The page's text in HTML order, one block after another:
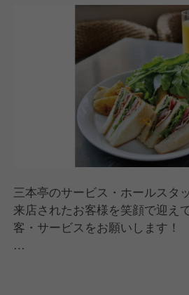
また、当店だけではなくカフェ
業態の飲食店を運営しており、
そのため、ご自身の希望や新し
あれば、異なる業態への異動や
参加できる環境です！
※中途でご入社された方へも経
評価される環境ですので、ご安
三本亭のサービス・ホールスタ
来店されたお客様を笑顔で迎え
客・サービスをお願いします！